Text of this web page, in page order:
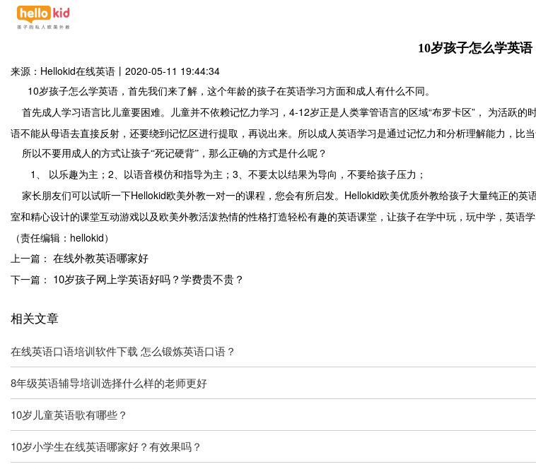
10岁孩子怎么学英语
来源：Hellokid在线英语 丨 2020-05-11 19:44:34
10岁孩子怎么学英语，首先我们来了解，这个年龄的孩子在英语学习方面和成人有什么不同。
首先成人学习语言比儿童要困难。儿童并不依赖记忆力学习， 4-12岁正是人类掌管语言的区域“布罗卡区”， 为活跃
语不能从母语去直接反射，还要绕到记忆区进行提取，再说出来。所以成人英语学习是通过记忆力和分析理解能力，比当
所以不要用成人的方式让孩子“死记硬背”，那么正确的方式是什么呢？
1、 以乐趣为主； 2、以语音模仿和指导为主； 3、不要太以结果为导向，不要给孩子压力；
家长朋友们可以试听一下Hellokid欧美外教一对一的课程，您会有所启发。 Hellokid欧美优质外教给孩子大量纯正的英
室和精心设计的课堂互动游戏以及欧美外教活泼热情的性格打造轻松有趣的英语课堂，让孩子在学中玩，玩中学，英语学
（责任编辑：hellokid）
上一篇： 在线外教英语哪家好
下一篇： 10岁孩子网上学英语好吗？学费贵不贵？
相关文章
在线英语口语培训软件下载 怎么锻炼英语口语？
8年级英语辅导培训选择什么样的老师更好
10岁儿童英语歌有哪些？
10岁小学生在线英语哪家好？有效果吗？